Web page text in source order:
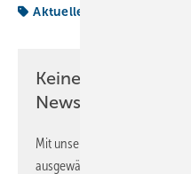
Aktuelles aus der Branche
Keine Zeit? Kein
Newsletter!
Mit unserem Newsletter
ausgewählte Informationen